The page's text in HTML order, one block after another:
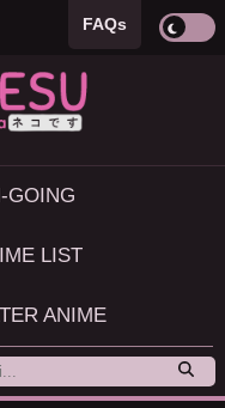
FAQs
GOING
LIST
ANIME